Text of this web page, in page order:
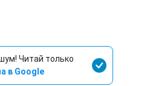
Читай только
в Google